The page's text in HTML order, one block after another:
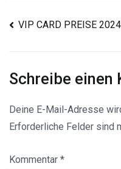
VIP CARD PREISE 2024
Schreibe einen
Deine E-Mail-Adresse
Erforderliche Felder sind
Kommentar *